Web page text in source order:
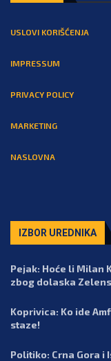
USLOVI KORIŠĆENJA
IMPRESSUM
PRIVACY POLICY
MARKETING
NASLOVNA
IZBOR UREDNIKA
Pejak: Hoće li Milan
zbog dolaska
Koprivica: Ko ide
staze!
Politiko: Crna Gora i